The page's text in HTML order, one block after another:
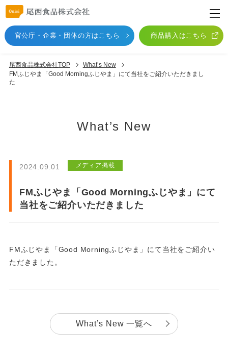
官公庁・企業・団体の方はこちら 商品購入はこちら
尾西食品株式会社TOP
What’s New
FMふじやま「Good Morningふじやま」にて当社をご紹介いただきまし
た
What’s New
2024.09.01 メディア掲載
FMふじやま「Good Morningふじやま」にて
当社をご紹介いただきました
FMふじやま「Good Morningふじやま」にて当社をご紹介い
ただきました。
What’s New 一覧へ